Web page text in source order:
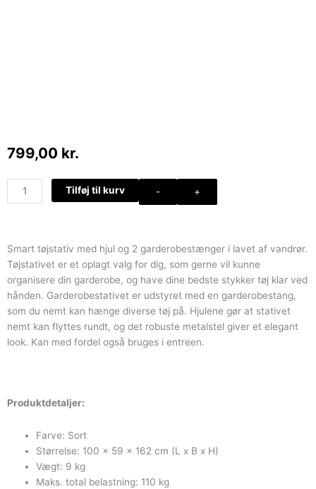
799,00 kr.
-
Tøjstativ
med
skohylde
og
hjul
antal
+
Tilføj til kurv
Smart tøjstativ med hjul og 2 garderobestænger i lavet af vandrør.
Tøjstativet er et oplagt valg for dig, som gerne vil kunne
organisere din garderobe, og have dine bedste stykker tøj klar ved
hånden. Garderobestativet er udstyret med en garderobestang,
som du nemt kan hænge diverse tøj på. Hjulene gør at stativet
nemt kan flyttes rundt, og det robuste metalstel giver et elegant
look. Kan med fordel også bruges i entreen.
Produktdetaljer:
Farve: Sort
Størrelse: 100 x 59 x 162 cm (L x B x H)
Vægt: 9 kg
Maks. total belastning: 110 kg